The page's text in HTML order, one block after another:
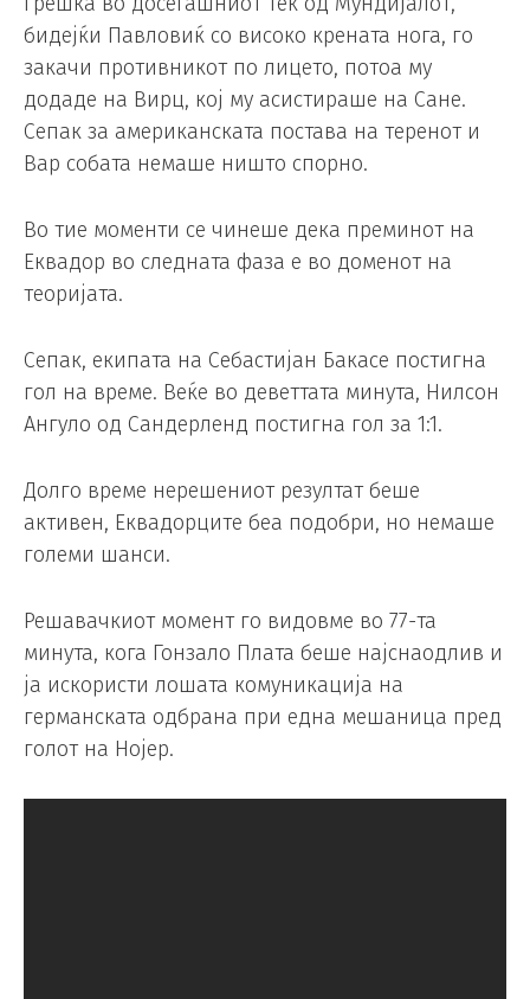
бидејќи Павловиќ со високо крената нога, го
закачи противникот по лицето, потоа му
додаде на Вирц, кој му асистираше на Сане.
Сепак за американската постава на теренот и
Вар собата немаше ништо спорно.
Во тие моменти се чинеше дека преминот на
Еквадор во следната фаза е во доменот на
теоријата.
Сепак, екипата на Себастијан Бакасе постигна
гол на време. Веќе во деветтата минута, Нилсон
Ангуло од Сандерленд постигна гол за 1:1.
Долго време нерешениот резултат беше
активен, Еквадорците беа подобри, но немаше
големи шанси.
Решавачкиот момент го видовме во 77-та
минута, кога Гонзало Плата беше најснаодлив и
ја искористи лошата комуникација на
германската одбрана при една мешаница пред
голот на Нојер.